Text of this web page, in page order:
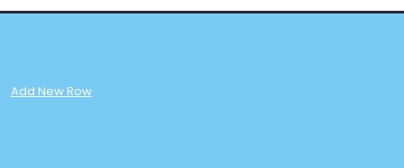
Add New Row